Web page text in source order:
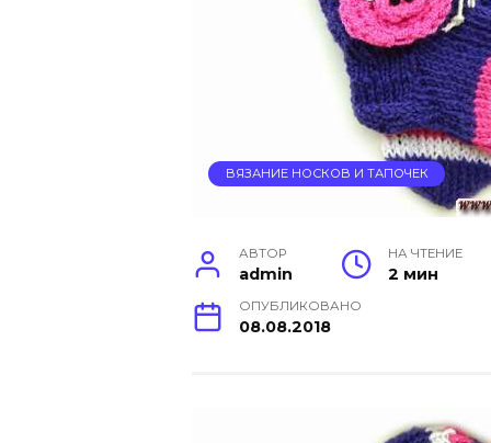
ВЯЗАНИЕ НОСКОВ И ТАПОЧЕК
АВТОР
admin
НА ЧТЕНИЕ
2 мин
ОПУБЛИКОВАНО
08.08.2018